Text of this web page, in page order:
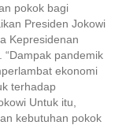
pokok bagi
Presiden Jokowi
Kepresidenan
“Dampak pandemik
ekonomi
terhadap
Untuk itu,
kebutuhan pokok